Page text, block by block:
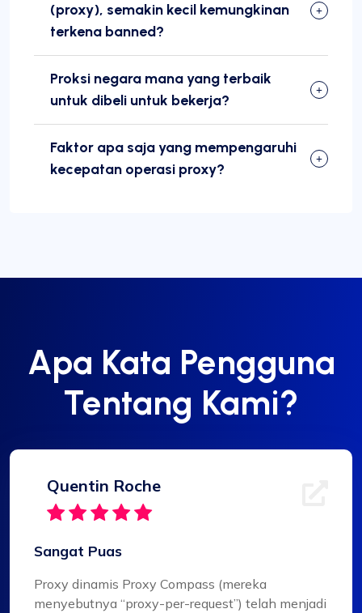
(proxy), semakin kecil kemungkinan
terkena banned?
Proksi negara mana yang terbaik
untuk dibeli untuk bekerja?
Faktor apa saja yang mempengaruhi
kecepatan operasi proxy?
Apa Kata Pengguna
Tentang Kami?
Quentin Roche
Sangat Puas
Proxy dinamis Proxy Compass (mereka
menyebutnya “proxy-per-request”) telah menjadi